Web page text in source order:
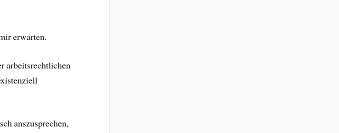
erwarten.
arbeitsrechtlichen
anszusprechen,